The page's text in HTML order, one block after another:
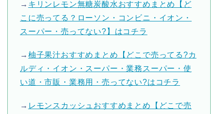
→ キリンレモン無糖炭酸水おすすめまとめ【ど
こに売ってる？ローソン・コンビニ・イオン・
スーパー・売ってない?】はコチラ
→ 柚子果汁おすすめまとめ【どこで売ってる?カ
ルディ・イオン・スーパー・業務スーパー・使
い道・市販・業務用・売ってない?はコチラ
→ レモンスカッシュおすすめまとめ【どこで売